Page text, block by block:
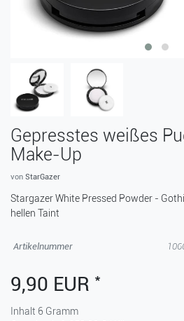
Gepresstes weißes
Make-Up
von StarGazer
Stargazer White Pressed Powder -
hellen Taint
Artikelnummer
9,90 EUR *
Inhalt 6 Gramm